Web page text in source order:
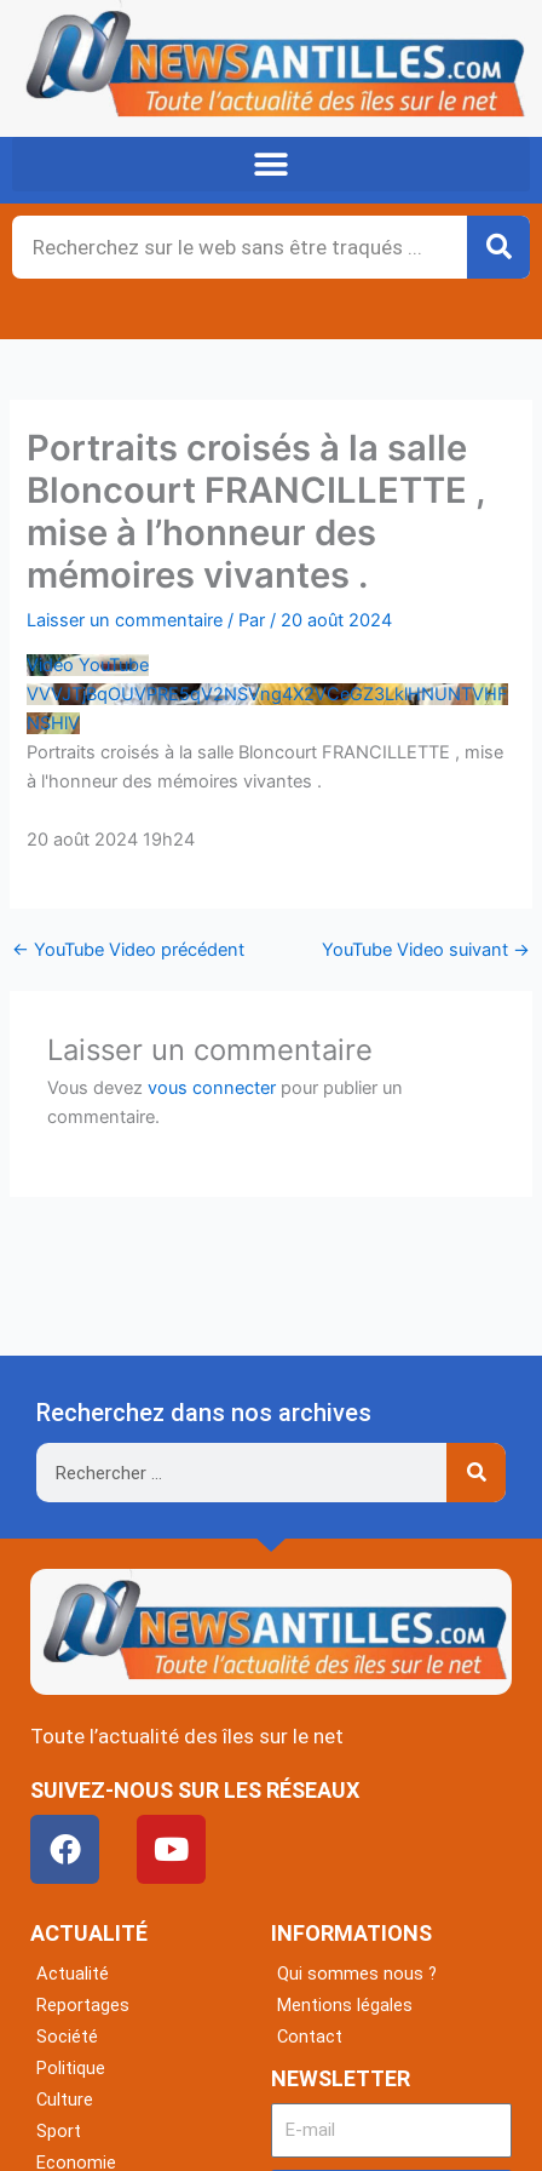
contenu
Rechercher
Portraits croisés à la salle
Bloncourt FRANCILLETTE ,
mise à l’honneur des
mémoires vivantes .
Laisser un commentaire / Par/ 20 août 2024
Vidéo YouTube
VVVJTjBqOUVPRE5qV2NSVng4X2VCeGZ3LklHNUNTVHF
NSHlV
Portraits croisés à la salle Bloncourt FRANCILLETTE , mise
à l'honneur des mémoires vivantes .
20 août 2024 19h24
← YouTube Video précédent YouTube Video suivant →
Laisser un commentaire
Vous devezvous connecter pour publier un
commentaire.
Recherchez dans nos archives
Rechercher
Toute l’actualité des îles sur le net
SUIVEZ-NOUS SUR LES RÉSEAUX
F
a
c
e
o
o
k
Y
o
u
ACTUALITÉ
Actualité
Reportages
Société
Politique
Culture
Sport
Economie
INFORMATIONS
Qui sommes nous ?
Mentions légales
Contact
NEWSLETTER